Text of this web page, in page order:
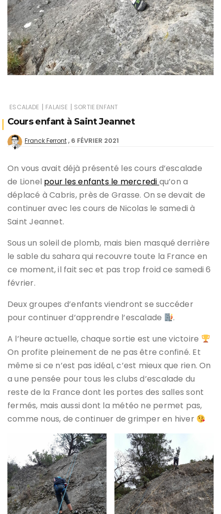
ESCALADE | FALAISE | SORTIE ENFANT
Cours enfant à Saint Jeannet
Franck Ferront 6 FÉVRIER 2021
On vous avait déjà présenté les cours d’escalade
de Lionel pour les enfants le mercredi qu’on a
déplacé à Cabris, près de Grasse. On se devait de
continuer avec les cours de Nicolas le samedi à
Saint Jeannet.
Sous un soleil de plomb, mais bien masqué derrière
le sable du sahara qui recouvre toute la France en
ce moment, il fait sec et pas trop froid ce samedi 6
février.
Deux groupes d’enfants viendront se succéder
pour continuer d’apprendre l’escalade
.
A l’heure actuelle, chaque sortie est une victoire
On profite pleinement de ne pas être confiné. Et
même si ce n’est pas idéal, c’est mieux que rien. On
a une pensée pour tous les clubs d’escalade du
reste de la France dont les portes des salles sont
fermés, mais aussi dont la météo ne permet pas,
comme nous, de continuer de grimper en hiver